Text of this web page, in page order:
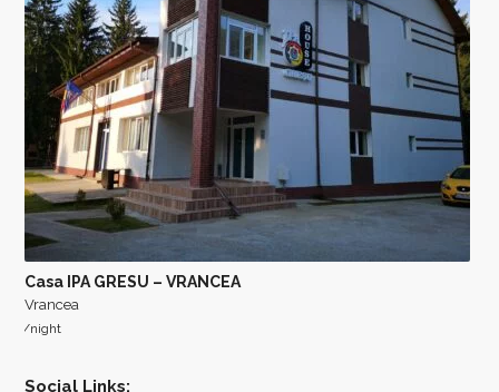
Casa IPA GRESU – VRANCEA
Vrancea
/night
Social Links: